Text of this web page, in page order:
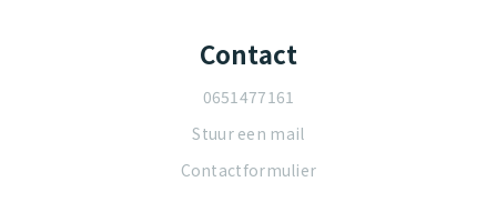
Contact
0651477161
Stuur een mail
Contactformulier